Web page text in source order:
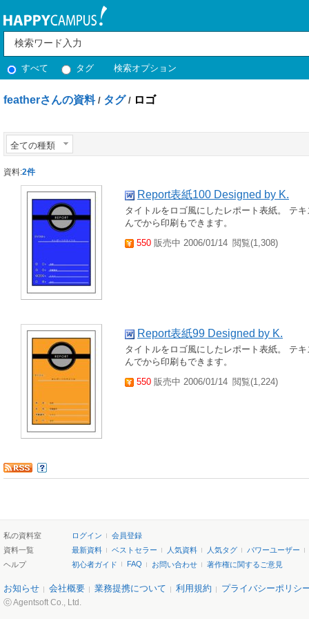
すべて タグ 検索オプション
featherさんの資料 / タグ / ロゴ
全ての種類
資料:2件
Report表紙100 Designed by K.
タイトルをロゴ風にしたレポート表紙。 テ
んでから印刷もできます。
550 販売中 2006/01/14 閲覧(1,308)
Report表紙99 Designed by K.
タイトルをロゴ風にしたレポート表紙。 テ
んでから印刷もできます。
550 販売中 2006/01/14 閲覧(1,224)
私の資料室 ログイン
会員登録
資料一覧
最新資料 ベストセラー 人気資料 人気タグ
パワーユーザー
ヘルプ
初心者ガイド FAQ お問い合わせ 著作権に関するご意見
お知らせ 会社概要 業務提携について 利用規約 プライバシーポリシ
ⓒ Agentsoft Co., Ltd.